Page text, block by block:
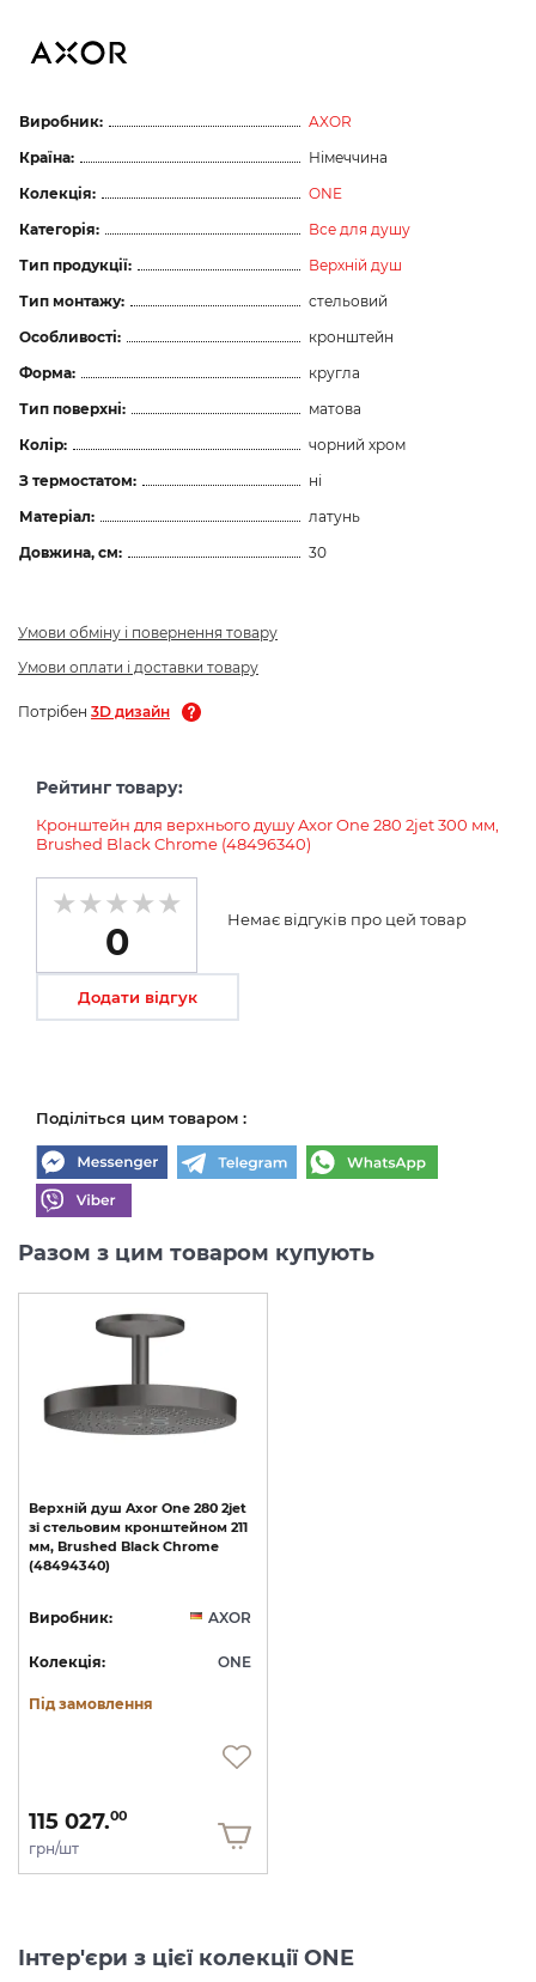
Виробник:
AXOR
Країна:
Німеччина
Колекція:
ONE
Категорія:
Все для душу
Тип продукції:
Верхній душ
Тип монтажу:
стельовий
Особливості:
кронштейн
Форма:
кругла
Тип поверхні:
матова
Колір:
чорний хром
З термостатом:
ні
Матеріал:
латунь
Довжина, см:
30
Умови обміну і повернення товару
Умови оплати і доставки товару
Потрібен 3D дизайн
Рейтинг товару:
Кронштейн для верхнього душу Axor One 280 2jet 300 мм,
Brushed Black Chrome (48496340)
0
Немає відгуків про цей товар
Додати відгук
Поділіться цим товаром :
Разом з цим товаром купують
Верхній душ Axor One 280 2jet
зі стельовим кронштейном 211
мм, Brushed Black Chrome
(48494340)
Виробник: AXOR
Колекція: ONE
Під замовлення
115 027.00
грн/шт
Інтер'єри з цієї колекції ONE